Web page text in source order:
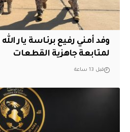
وفد أمني رفيع برئاسة يار
لمتابعة جاهزية القطعات
قبل 13 ساعة